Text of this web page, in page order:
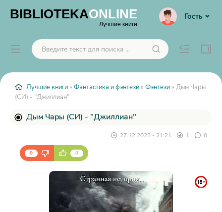
BIBLIOTEKAONLINE
Лучшие книги
Гость
Лучшие книги » Фантастика и фэнтези » Фэнтези » Дым Чары
(СИ) - "Джиллиан"
Дым Чары (СИ) - "Джиллиан"
27.12.2023 - 21:21 1 0
0 0